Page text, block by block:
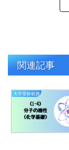
関連記事
大学受験範囲